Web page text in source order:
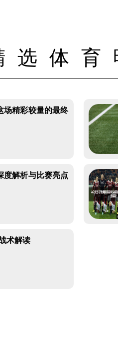
选体育
场精彩较量的最终
度解析与比赛亮点
术解读